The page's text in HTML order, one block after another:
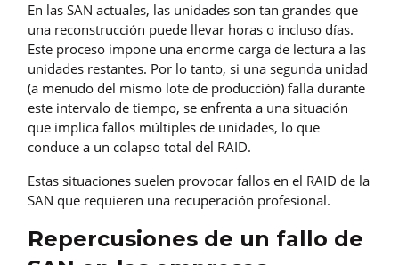
En las SAN actuales, las unidades son tan grandes que
una reconstrucción puede llevar horas o incluso días.
Este proceso impone una enorme carga de lectura a las
unidades restantes. Por lo tanto, si una segunda unidad
(a menudo del mismo lote de producción) falla durante
este intervalo de tiempo, se enfrenta a una situación
que implica fallos múltiples de unidades, lo que
conduce a un colapso total del RAID.
Estas situaciones suelen provocar fallos en el RAID de la
SAN que requieren una recuperación profesional.
Repercusiones de un fallo de